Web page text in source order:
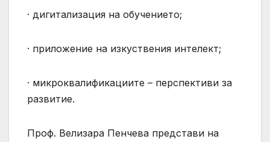
· дигитализация на обучението;
· приложение на изкуствения интелект;
· микроквалификациите – перспективи за
развитие.
Проф. Велизара Пенчева представи на